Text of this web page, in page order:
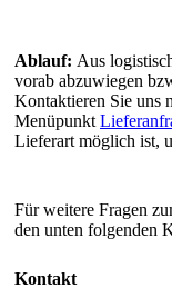
Ablauf: Aus
vorab abzuwiegen
Kontaktieren Sie uns
Menüpunkt
Lieferart möglich ist,
Für weitere Fragen
den unten folgenden
Kontakt